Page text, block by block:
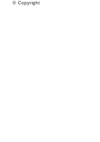
© Copyright